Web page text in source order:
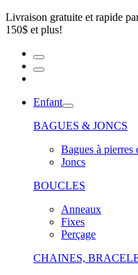
Livraison gratuite et rapide
150$ et plus!
Enfant
BAGUES & JONCS
Bagues à pierres
Joncs
BOUCLES
Anneaux
Fixes
Perçage
CHAINES,